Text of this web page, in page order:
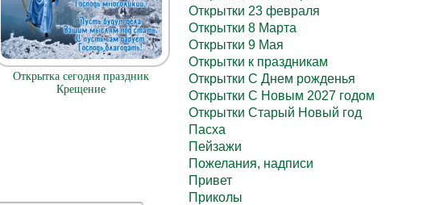
Открытка сегодня праздник
Крещение
Открытки 23 февраля
Открытки 8 Марта
Открытки 9 Мая
Открытки к праздникам
Открытки С Днем рожденья
Открытки С Новым 2027 годом
Открытки Старый Новый год
Пасха
Пейзажи
Пожелания, надписи
Привет
Приколы